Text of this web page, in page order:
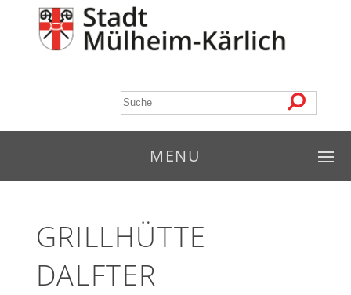
MENU
GRILLHÜTTE
DALFTER